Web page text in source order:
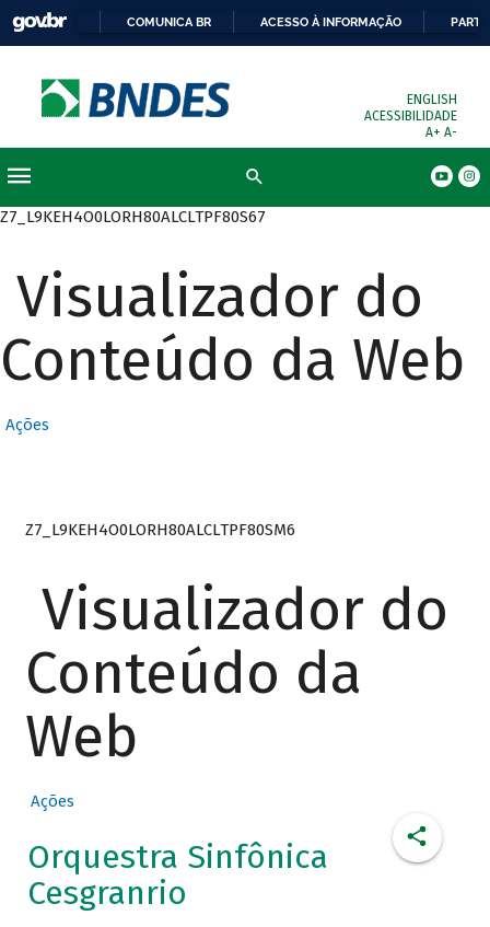
COMUNICA BR ACESSO À INFORMAÇÃO
ENGLISH
ACESSIBILIDADE
A+ A-
Z7_L9KEH4O0LORH80ALCLTPF80S67
Visualizador do
Conteúdo da Web
Ações
Z7_L9KEH4O0LORH80ALCLTPF80SM6
Visualizador do
Conteúdo da
Web
Ações
Orquestra Sinfônica
Cesgranrio